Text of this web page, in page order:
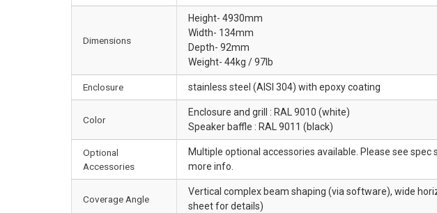
Dimensions
Height- 4930mm
Width- 134mm
Depth- 92mm
Weight- 44kg / 97lb
Enclosure stainless steel (AISI 304) with epoxy coating
Color
Enclosure and grill : RAL 9010 (white)
Speaker baffle : RAL 9011 (black)
Optional
Accessories
Multiple optional accessories available. Please see
more info.
Coverage Angle
Vertical complex beam shaping (via software), wide
sheet for details)